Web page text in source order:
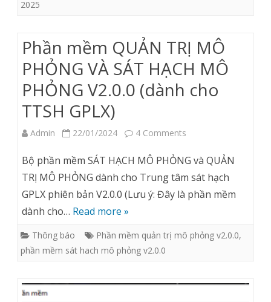
thuyết
GPLX
năm
2025
2025
Phần mềm QUẢN TRỊ MÔ
PHỎNG VÀ SÁT HẠCH MÔ
PHỎNG V2.0.0 (dành cho
TTSH GPLX)
Admin 22/01/2024 4 Comments
mềm
QUẢN
MÔ
VÀ
Bộ phần mềm SÁT HẠCH MÔ PHỎNG và QUẢN
TRỊ MÔ PHỎNG dành cho Trung tâm sát hạch
GPLX phiên bản V2.0.0 (Lưu ý: Đây là phần mềm
dành cho… Read more »
Thông báo Phần mềm quản trị mô phỏng v2.0.0,
phần mềm sát hach mô phỏng v2.0.0